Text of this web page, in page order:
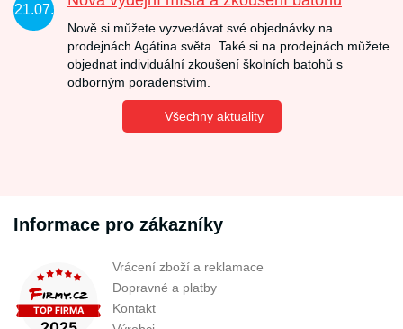
21.07.
Nově si můžete vyzvedávat své objednávky na
prodejnách Agátina světa. Také si na prodejnách můžete
objednat individuální zkoušení školních batohů s
odborným poradenstvím.
Všechny aktuality
Informace pro zákazníky
Vrácení zboží a reklamace
Dopravné a platby
Kontakt